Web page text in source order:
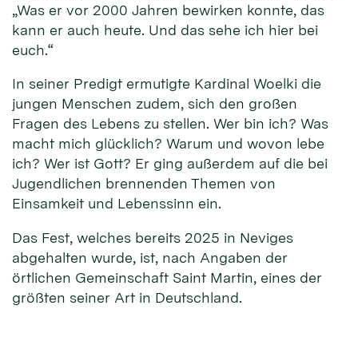
„Was er vor 2000 Jahren bewirken konnte, das
kann er auch heute. Und das sehe ich hier bei
euch.“
In seiner Predigt ermutigte Kardinal Woelki die
jungen Menschen zudem, sich den großen
Fragen des Lebens zu stellen. Wer bin ich? Was
macht mich glücklich? Warum und wovon lebe
ich? Wer ist Gott? Er ging außerdem auf die bei
Jugendlichen brennenden Themen von
Einsamkeit und Lebenssinn ein.
Das Fest, welches bereits 2025 in Neviges
abgehalten wurde, ist, nach Angaben der
örtlichen Gemeinschaft Saint Martin, eines der
größten seiner Art in Deutschland.